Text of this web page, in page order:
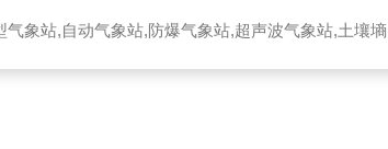
气象站,防爆气象站,超声波气象站,土壤墒情监测站,便携气象站